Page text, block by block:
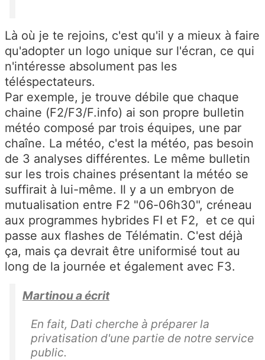
Là où je te rejoins, c'est qu'il y a mieux à faire
qu'adopter un logo unique sur l'écran, ce qui
n'intéresse absolument pas les
téléspectateurs.
Par exemple, je trouve débile que chaque
chaine (F2/F3/F.info) ai son propre bulletin
météo composé par trois équipes, une par
chaîne. La météo, c'est la météo, pas besoin
de 3 analyses différentes. Le même bulletin
sur les trois chaines présentant la météo se
suffirait à lui-même. Il y a un embryon de
mutualisation entre F2 "06-06h30", créneau
aux programmes hybrides FI et F2, et ce qui
passe aux flashes de Télématin. C'est déjà
ça, mais ça devrait être uniformisé tout au
long de la journée et également avec F3.
Martinou a écrit
En fait, Dati cherche à préparer la
privatisation d'une partie de notre service
public.